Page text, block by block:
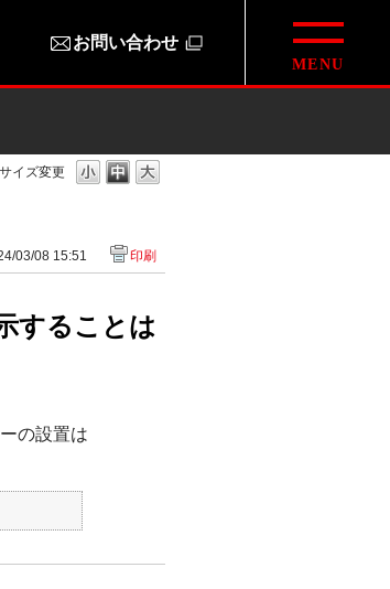
お問い合わせ
イズ変更
03/08 15:51 印刷
することは
の設置は